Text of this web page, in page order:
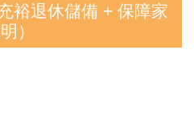
裕退休儲備 + 保障家
）